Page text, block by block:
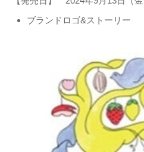
ブランドロゴ&ストーリー